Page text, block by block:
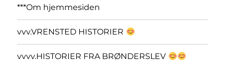
***Om hjemmesiden
vvv.VRENSTED HISTORIER
vvvv.HISTORIER FRA BRØNDERSLEV